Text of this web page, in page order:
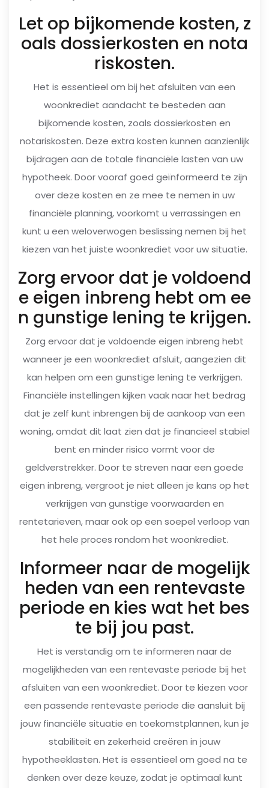
Let op bijkomende kosten, z
oals dossierkosten en nota
riskosten.
Het is essentieel om bij het afsluiten van een
woonkrediet aandacht te besteden aan
bijkomende kosten, zoals dossierkosten en
notariskosten. Deze extra kosten kunnen aanzienlijk
bijdragen aan de totale financiële lasten van uw
hypotheek. Door vooraf goed geïnformeerd te zijn
over deze kosten en ze mee te nemen in uw
financiële planning, voorkomt u verrassingen en
kunt u een weloverwogen beslissing nemen bij het
kiezen van het juiste woonkrediet voor uw situatie.
Zorg ervoor dat je voldoend
e eigen inbreng hebt om ee
n gunstige lening te krijgen.
Zorg ervoor dat je voldoende eigen inbreng hebt
wanneer je een woonkrediet afsluit, aangezien dit
kan helpen om een gunstige lening te verkrijgen.
Financiële instellingen kijken vaak naar het bedrag
dat je zelf kunt inbrengen bij de aankoop van een
woning, omdat dit laat zien dat je financieel stabiel
bent en minder risico vormt voor de
geldverstrekker. Door te streven naar een goede
eigen inbreng, vergroot je niet alleen je kans op het
verkrijgen van gunstige voorwaarden en
rentetarieven, maar ook op een soepel verloop van
het hele proces rondom het woonkrediet.
Informeer naar de mogelijk
heden van een rentevaste
periode en kies wat het bes
te bij jou past.
Het is verstandig om te informeren naar de
mogelijkheden van een rentevaste periode bij het
afsluiten van een woonkrediet. Door te kiezen voor
een passende rentevaste periode die aansluit bij
jouw financiële situatie en toekomstplannen, kun je
stabiliteit en zekerheid creëren in jouw
hypotheeklasten. Het is essentieel om goed na te
denken over deze keuze, zodat je optimaal kunt